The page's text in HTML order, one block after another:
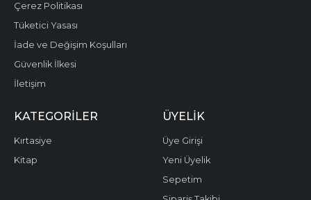
Çerez Politikası
Tüketici Yasası
İade ve Değişim Koşulları
Güvenlik İlkesi
İletişim
KATEGORILER
Kırtasiye
Kitap
ÜYELIK
Üye Girişi
Yeni Üyelik
Sepetim